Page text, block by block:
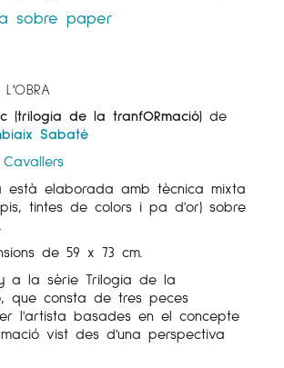
sobre paper
(trilogia de la tranfORmació) de
Sabaté
està elaborada amb tècnica mixta
tintes de colors i pa d'or) sobre
de 59 x 73 cm.
a la sèrie Trilogia de la
que consta de tres peces
l'artista basades en el concepte
vist des d'una perspectiva